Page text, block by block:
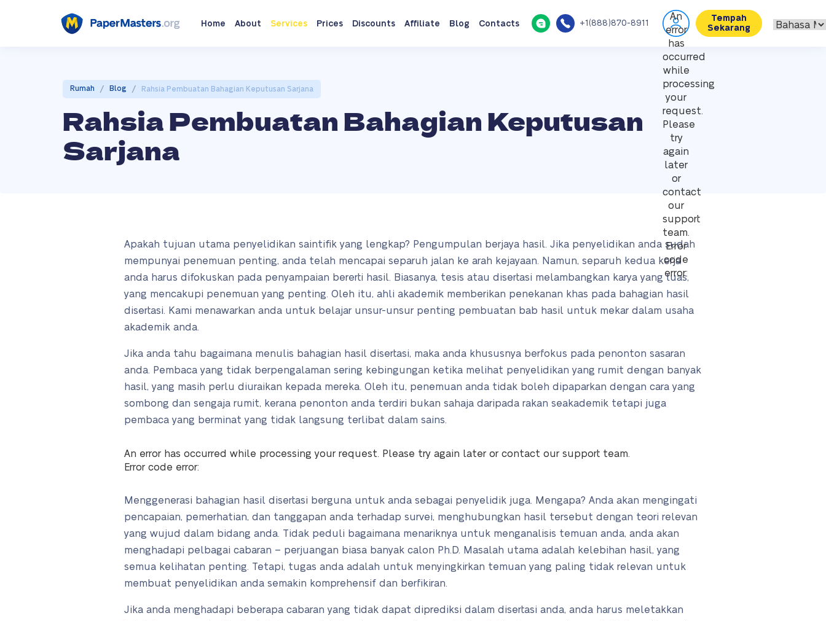
Home About Services Prices Discounts Affiliate Blog Contacts +1(888)870-8911
An
error
has
occurred
while
processing
your
request.
Please
try
again
later
or
contact
our
support
team.
Error
code
error:
Tempah
Sekarang
Rumah / Blog / Rahsia Pembuatan Bahagian Keputusan Sarjana
Rahsia Pembuatan Bahagian Keputusan
Sarjana
Apakah tujuan utama penyelidikan saintifik yang lengkap? Pengumpulan berjaya hasil. Jika penyelidikan anda sudah
mempunyai penemuan penting, anda telah mencapai separuh jalan ke arah kejayaan. Namun, separuh kedua kerja
anda harus difokuskan pada penyampaian bererti hasil. Biasanya, tesis atau disertasi melambangkan karya yang luas,
yang mencakupi penemuan yang penting. Oleh itu, ahli akademik memberikan penekanan khas pada bahagian hasil
disertasi. Kami menawarkan anda untuk belajar unsur-unsur penting pembuatan bab hasil untuk mekar dalam usaha
akademik anda.
Jika anda tahu bagaimana menulis bahagian hasil disertasi, maka anda khususnya berfokus pada penonton sasaran
anda. Pembaca yang tidak berpengalaman sering kebingungan ketika melihat penyelidikan yang rumit dengan banyak
hasil, yang masih perlu diuraikan kepada mereka. Oleh itu, penemuan anda tidak boleh dipaparkan dengan cara yang
sombong dan sengaja rumit, kerana penonton anda terdiri bukan sahaja daripada rakan seakademik tetapi juga
pembaca yang berminat yang tidak langsung terlibat dalam sains.
An error has occurred while processing your request. Please try again later or contact our support team.
Error code error:
Menggenerasi bahagian hasil disertasi berguna untuk anda sebagai penyelidik juga. Mengapa? Anda akan mengingati
pencapaian, pemerhatian, dan tanggapan anda terhadap survei, menghubungkan hasil tersebut dengan teori relevan
yang wujud dalam bidang anda. Tidak peduli bagaimana menariknya untuk menganalisis temuan anda, anda akan
menghadapi pelbagai cabaran – perjuangan biasa banyak calon Ph.D. Masalah utama adalah kelebihan hasil, yang
semua kelihatan penting. Tetapi, tugas anda adalah untuk menyingkirkan temuan yang paling tidak relevan untuk
membuat penyelidikan anda semakin komprehensif dan berfikiran.
Jika anda menghadapi beberapa cabaran yang tidak dapat diprediksi dalam disertasi anda, anda harus meletakkan